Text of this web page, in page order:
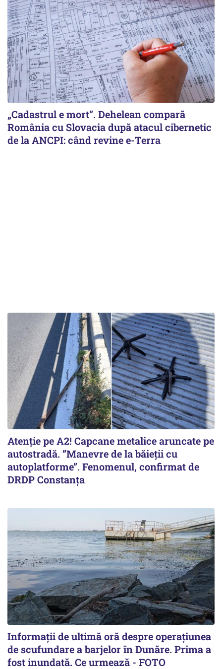
„Cadastrul e mort”. Dehelean compară
România cu Slovacia după atacul cibernetic
de la ANCPI: când revine e-Terra
Atenție pe A2! Capcane metalice aruncate pe
autostradă. ”Manevre de la băieții cu
autoplatforme”. Fenomenul, confirmat de
DRDP Constanța
Informații de ultimă oră despre operațiunea
de scufundare a barjelor în Dunăre. Prima a
fost inundată. Ce urmează - FOTO